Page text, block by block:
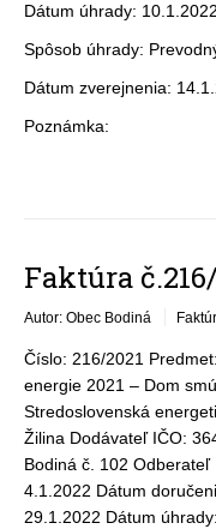
Dátum úhrady: 10.1.2022
Spôsob úhrady:
Dátum zverejnenia:
Poznámka:
Faktúra
Autor: Obec Bodiná
Číslo: 216/2021
energie 2021 – Dom
Stredoslovenská
Žilina Dodávateľ IČO:
Bodiná č. 102
4.1.2022 Dátum
29.1.2022 Dátum